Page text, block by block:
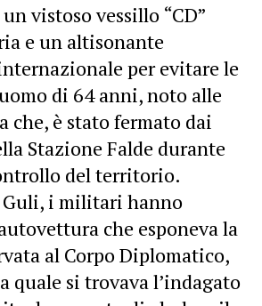
vistoso vessillo “CD”
e un altisonante
per evitare le
di 64 anni, noto alle
che, è stato fermato dai
Stazione Falde durante
del territorio.
i militari hanno
che esponeva la
al Corpo Diplomatico,
quale si trovava l’indagato